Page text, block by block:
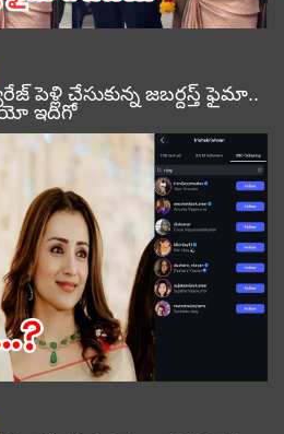
పెళ్లి చేసుకున్న జబర్దస్త్ ఫైమా..
ఇదిగో